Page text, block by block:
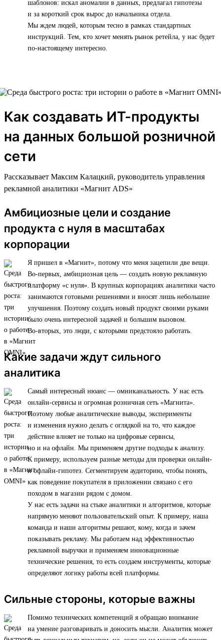
шаблонов: искал аномалии в данных, предлагал гипотезы
и за короткий срок вырос до начальника отдела.
Мы ждем людей, которым тесно в рамках стандартных
инструкций. Тем, кто хочет менять рынок ретейла, у нас будет
по-настоящему интересно.
Как создавать ИТ-продукты
на данных большой розничной
сети
Рассказывает Максим Калацкий, руководитель управления
рекламной аналитики «Магнит ADS»
Амбициозные цели и создание
продукта с нуля в масштабах
корпорации
Я пришел в «Магнит», потому что меня зацепили две вещи.
Во-первых, амбициозная цель — создать новую рекламную
платформу «с нуля». В крупных корпорациях аналитики часто
занимаются готовыми решениями и вносят лишь небольшие
улучшения. Поэтому создать новый продукт своими руками
было очень интересной задачей и большим вызовом.
Во-вторых, это люди, с которыми предстояло работать.
Какие задачи ждут сильного
аналитика
Самый интересный нюанс — омниканальность. У нас есть
онлайн-сервисы и огромная розничная сеть «Магнита».
Поэтому любые аналитические выводы, эксперименты
и изменения нужно делать с оглядкой на то, что каждое
действие влияет не только на цифровые сервисы,
но и на офлайн. Мы применяем другие подходы к анализу.
К примеру, используем разные методы для проверки онлайн-
и офлайн-гипотез. Сегментируем аудиторию, чтобы понять,
как поведение покупателя в приложении связано с его
походом в магазин рядом с домом.
У нас есть задачи на стыке аналитики и алгоритмов, которые
напрямую меняют пользовательский опыт. К примеру, наша
команда и наши алгоритмы решают, кому, когда и зачем
показывать рекламу. Мы работаем над эффективностью
рекламной выручки и применяем инновационные
технические решения, то есть создаем инструменты, которые
определяют логику работы всей платформы.
Сильные стороны, которые важны
Помимо технических компетенций я обращаю внимание
на умение разговаривать и доносить мысли. Аналитик может